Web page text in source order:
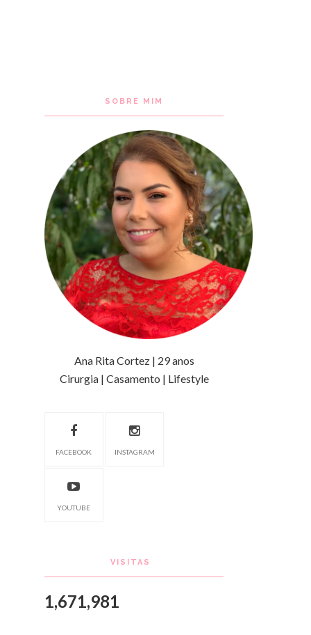
SOBRE MIM
Ana Rita Cortez | 29 anos
Cirurgia | Casamento | Lifestyle
FACEBOOK INSTAGRAM
YOUTUBE
VISITAS
1,671,981